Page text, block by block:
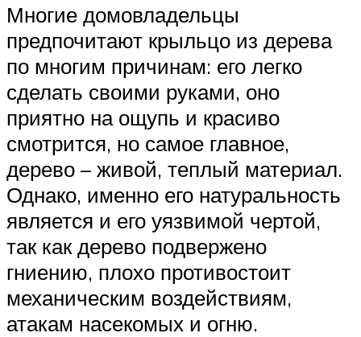
Многие домовладельцы
предпочитают крыльцо из дерева
по многим причинам: его легко
сделать своими руками, оно
приятно на ощупь и красиво
смотрится, но самое главное,
дерево – живой, теплый материал.
Однако, именно его натуральность
является и его уязвимой чертой,
так как дерево подвержено
гниению, плохо противостоит
механическим воздействиям,
атакам насекомых и огню.